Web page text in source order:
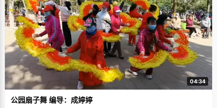
04:34
公园扇子舞 编导：成婷婷